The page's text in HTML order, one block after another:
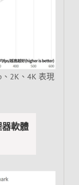
2K、4K 表現
軟體